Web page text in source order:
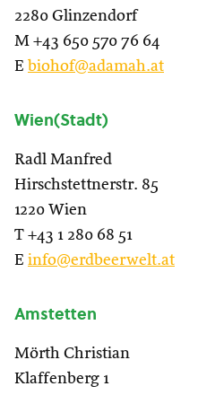
2280 Glinzendorf
M +43 650 570 76 64
E biohof@adamah.at
Wien(Stadt)
Radl Manfred
Hirschstettnerstr. 85
1220 Wien
T +43 1 280 68 51
E info@erdbeerwelt.at
Amstetten
Mörth Christian
Klaffenberg 1